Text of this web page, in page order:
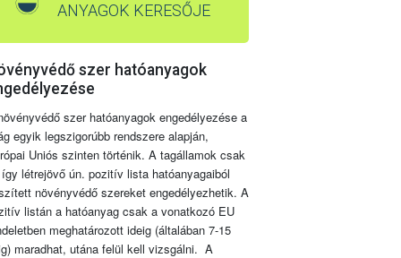
ANYAGOK KERESŐJE
szer hatóanyagok
szer hatóanyagok engedélyezése a
egyik legszigorúbb rendszere alapján,
Uniós szinten történik. A tagállamok csak
létrejövő ún. pozitív lista hatóanyagaiból
növényvédő szereket engedélyezhetik. A
listán a hatóanyag csak a vonatkozó EU
meghatározott ideig (általában 7-15
maradhat, utána felül kell vizsgálni. A